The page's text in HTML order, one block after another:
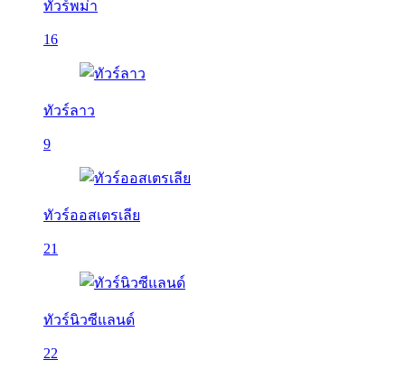
ทัวร์พม่า
16
ทัวร์ลาว
9
ทัวร์ออสเตรเลีย
21
ทัวร์นิวซีแลนด์
22